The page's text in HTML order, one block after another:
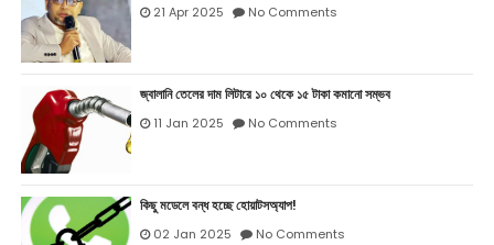
21 Apr 2025 No Comments
জ্বালানি তেলের দাম লিটারে ১০ থেকে ১৫ টাকা কমানো সম্ভব
11 Jan 2025 No Comments
কিছু মডেলে বন্ধ হচ্ছে হোয়াটসঅ্যাপ!
02 Jan 2025 No Comments